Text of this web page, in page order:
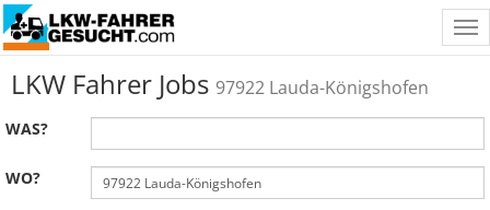
LKW Fahrer Jobs 97922 Lauda-Königshofen
WAS?
WO?